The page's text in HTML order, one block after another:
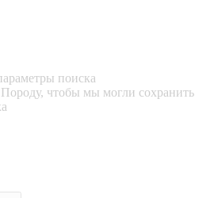
поиска
чтобы мы могли сохранить